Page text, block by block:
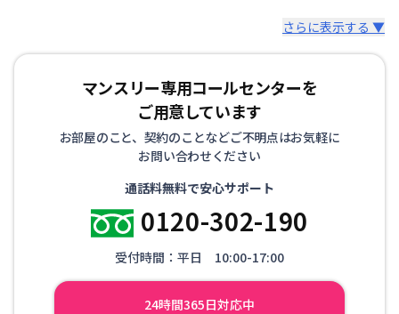
さらに表示する ▼
マンスリー専用コールセンターを
ご用意しています
お部屋のこと、契約のことなどご不明点はお気軽に
お問い合わせください
通話料無料で安心サポート
0120-302-190
受付時間：平日 10:00-17:00
24時間365日対応中